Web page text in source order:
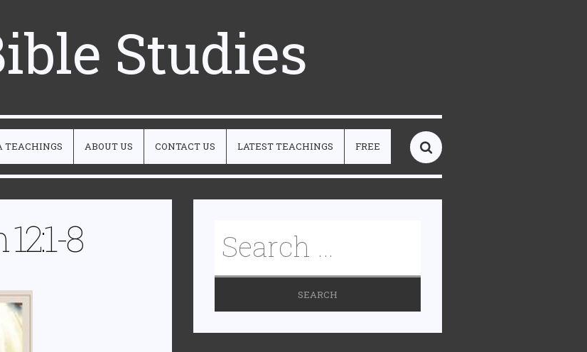
Studies
TEACHINGS ABOUT US CONTACT US LATEST TEACHINGS FREE
8